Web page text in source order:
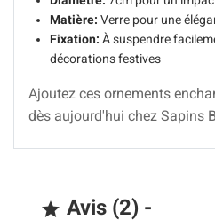
Matière: Verre pour une
Fixation: À suspendre
décorations festives
Ajoutez ces ornements
dès aujourd'hui chez Sapins
 Avis (2) -